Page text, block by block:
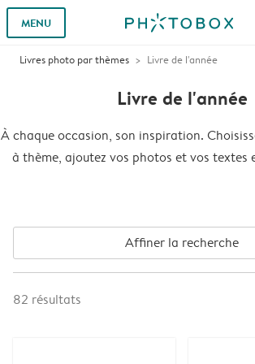
MENU
Livres photo par thèmes Livre de l'année
Livre de l'année
À chaque occasion, son inspiration.
à thème, ajoutez vos photos et vos textes
Affiner la recherche
82 résultats